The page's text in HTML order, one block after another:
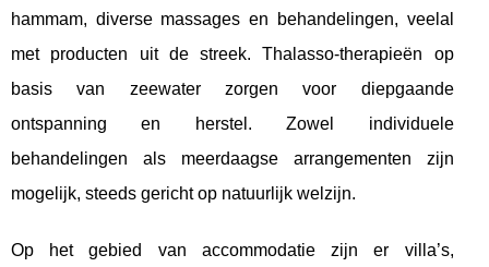
hammam, diverse massages en behandelingen, veelal
met producten uit de streek. Thalasso-therapieën op
basis van zeewater zorgen voor diepgaande
ontspanning en herstel. Zowel individuele
behandelingen als meerdaagse arrangementen zijn
mogelijk, steeds gericht op natuurlijk welzijn.
Op het gebied van accommodatie zijn er villa’s,